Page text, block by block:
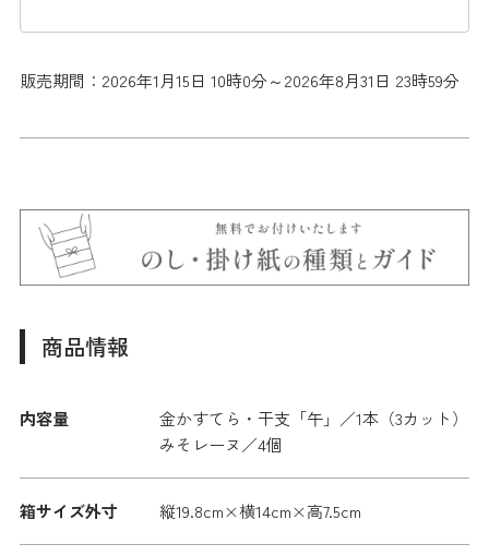
販売期間：2026年1月15日 10時0分～2026年8月31日 23時59分
商品情報
内容量
金かすてら・干支「午」／1本（3カット）
みそレーヌ／4個
箱サイズ外寸 縦19.8cm×横14cm×高7.5cm